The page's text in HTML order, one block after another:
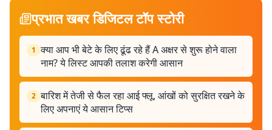
प्रभात खबर डिजिटल टॉप स्टोरी
1 क्या आप भी बेटे के लिए ढूंढ रहे हैं A अक्षर से शुरू होने वाला
नाम? ये लिस्ट आपकी तलाश करेगी आसान
2 बारिश में तेजी से फैल रहा आई फ्लू, आंखों को सुरक्षित रखने के
लिए अपनाएं ये आसान टिप्स